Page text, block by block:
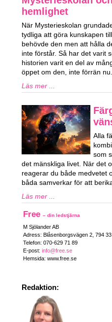
hemlighet
När Mysterieskolan
tydliga att göra kunskapen
behövde den men att hålla
inte förstår. Så har det varit
historien varit en del av
öppet om den, inte förrän nu.
Läs mer ...
Alla
som
det mänskliga livet. När det
reagerar du både medvetet
båda samverkar för att
Läs mer ...
Free – din ledstjärna
M Sjölander AB
Adress: Blåsenborgsvägen 2, 794
Telefon: 070-629 71 89
E-post: info@free.se
Hemsida: www.free.se
Redaktion: